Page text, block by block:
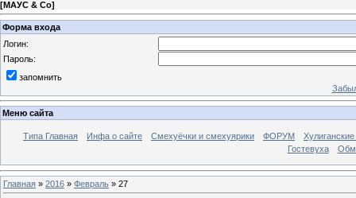
[МАУС & Со]
Форма входа
Логин:
Пароль:
запомнить
Меню сайта
Типа Главная Инфа о сайте Смехуёчки и смехуярики ФОРУМ
Гостевуха
Главная » 2016 » Февраль » 27